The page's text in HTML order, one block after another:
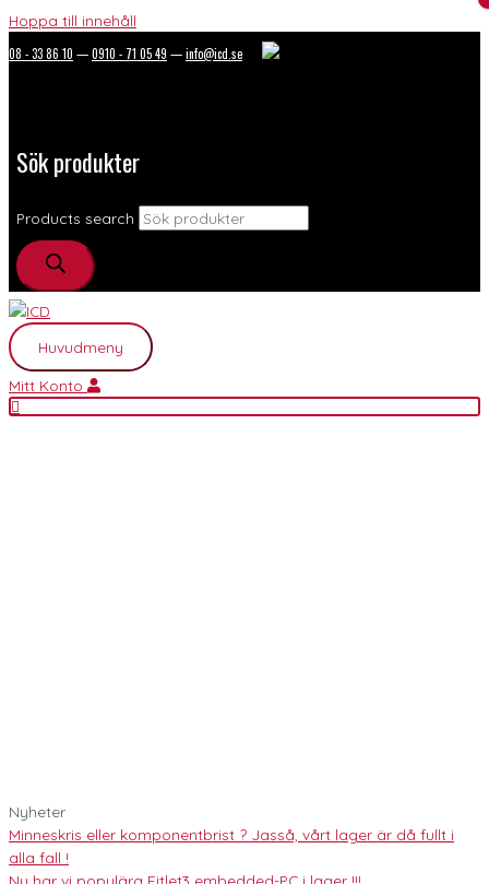
Hoppa till innehåll
08 - 33 86 10 —0910 - 71 05 49 —info@icd.se
Sök produkter
Products search
Huvudmeny
Mitt Konto
Nyheter
Minneskris eller komponentbrist ? Jasså, vårt lager är då fullt i
alla fall !